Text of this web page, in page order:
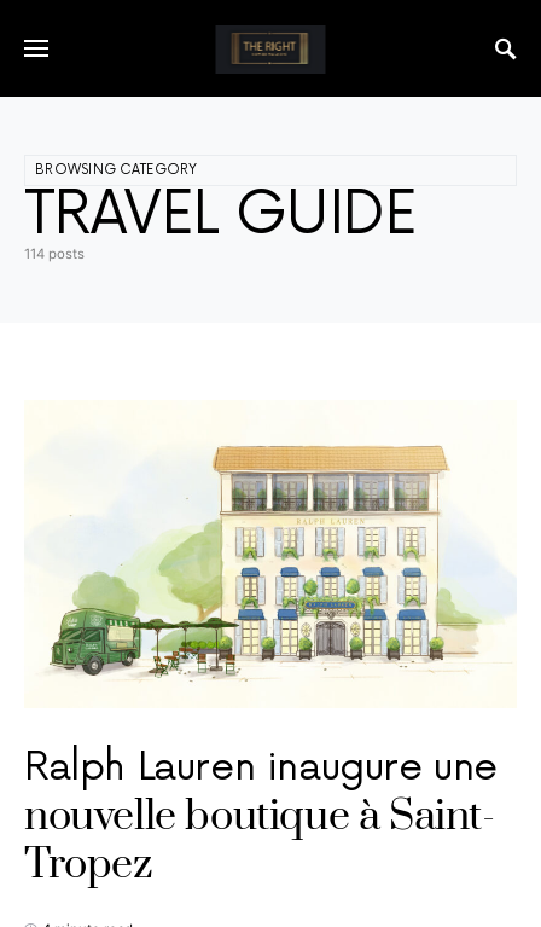
BROWSING CATEGORY
TRAVEL GUIDE
114 posts
Ralph Lauren inaugure une
nouvelle boutique à Saint-
Tropez